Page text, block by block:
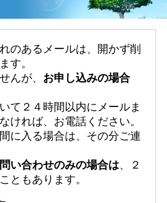
のあるメールは、開かず削
す。
んが、 お申し込みの場合
て２４時間以内にメールま
ければ、お電話ください。
に入る場合は、その分ご連
い合わせのみの場合は、２
ともあります。